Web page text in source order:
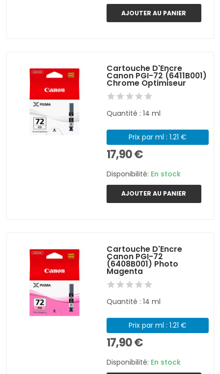
AJOUTER AU PANIER
Cartouche D'Encre
Canon PGI-72 (6411B001)
Chrome Optimiseur
Quantité : 14 ml
Prix par ml : 1.21 €
17,90 €
Disponibilité: En stock
AJOUTER AU PANIER
Cartouche D'Encre
Canon PGI-72
(6408B001) Photo
Magenta
Quantité : 14 ml
Prix par ml : 1.21 €
17,90 €
Disponibilité: En stock